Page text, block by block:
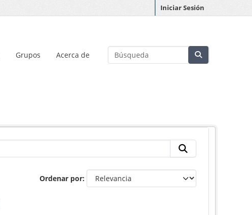
Iniciar Sesión
Grupos Acerca de
Ordenar por